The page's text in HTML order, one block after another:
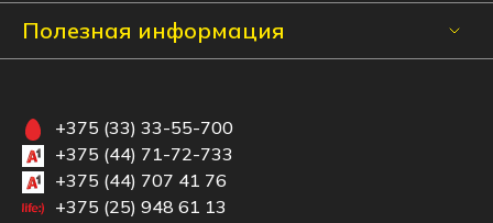
Полезная информация
+375 (33) 33-55-700
+375 (44) 71-72-733
+375 (44) 707 41 76
+375 (25) 948 61 13